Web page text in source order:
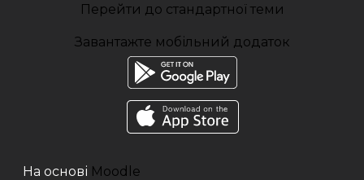
Перейти до стандартної теми
Завантажте мобільний додаток
На основі Moodle